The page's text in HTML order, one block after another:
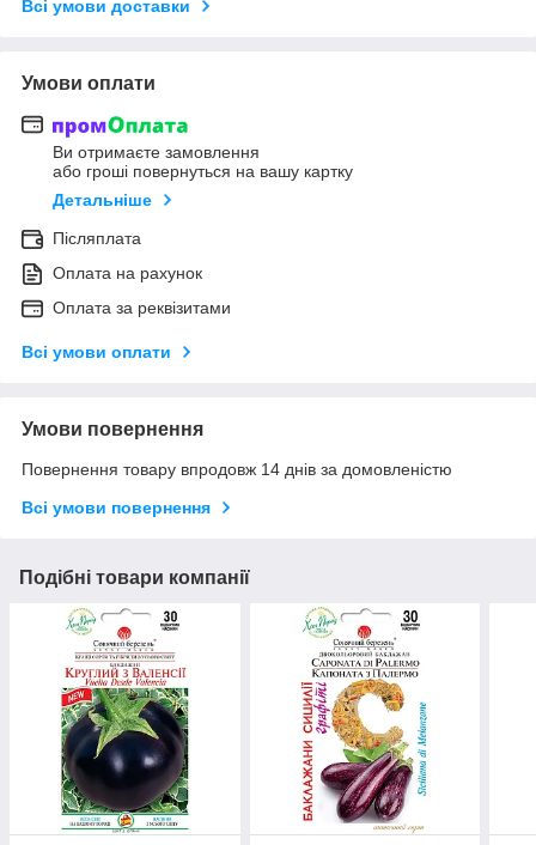
Всі умови доставки
Умови оплати
Ви отримаєте замовлення
або гроші повернуться на вашу картку
Детальніше
Післяплата
Оплата на рахунок
Оплата за реквізитами
Всі умови оплати
Умови повернення
Повернення товару впродовж 14 днів за домовленістю
Всі умови повернення
Подібні товари компанії